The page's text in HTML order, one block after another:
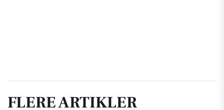
FLERE ARTIKLER